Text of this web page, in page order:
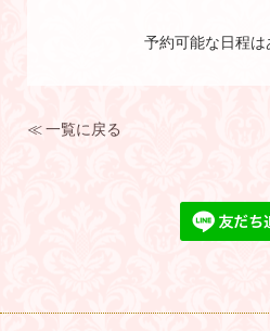
予約可能な日程は
≪ 一覧に戻る